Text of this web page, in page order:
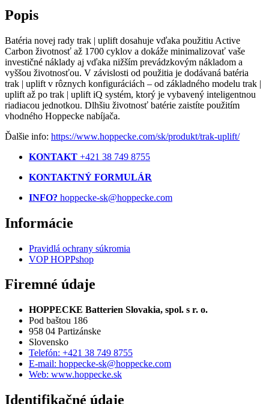
Popis
Batéria novej rady trak | uplift dosahuje vďaka použitiu Active
Carbon životnosť až 1700 cyklov a dokáže minimalizovať vaše
investičné náklady aj vďaka nižším prevádzkovým nákladom a
vyššou životnosťou. V závislosti od použitia je dodávaná batéria
trak | uplift v rôznych konfiguráciách – od základného modelu trak |
uplift až po trak | uplift iQ systém, ktorý je vybavený inteligentnou
riadiacou jednotkou. Dlhšiu životnosť batérie zaistíte použitím
vhodného Hoppecke nabíjača.
Ďalšie info: https://www.hoppecke.com/sk/produkt/trak-uplift/
KONTAKT +421 38 749 8755
KONTAKTNÝ FORMULÁR
INFO? hoppecke-sk@hoppecke.com
Informácie
Pravidlá ochrany súkromia
VOP HOPPshop
Firemné údaje
HOPPECKE Batterien Slovakia, spol. s r. o.
Pod baštou 186
958 04 Partizánske
Slovensko
Telefón: +421 38 749 8755
E-mail: hoppecke-sk@hoppecke.com
Web: www.hoppecke.sk
Identifikačné údaje